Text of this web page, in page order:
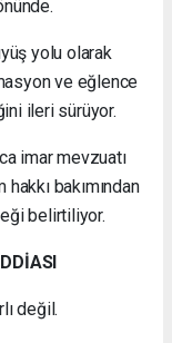
yolu olarak
ve eğlence
ileri sürüyor.
imar mevzuatı
hakkı bakımından
belirtiliyor.
değil.